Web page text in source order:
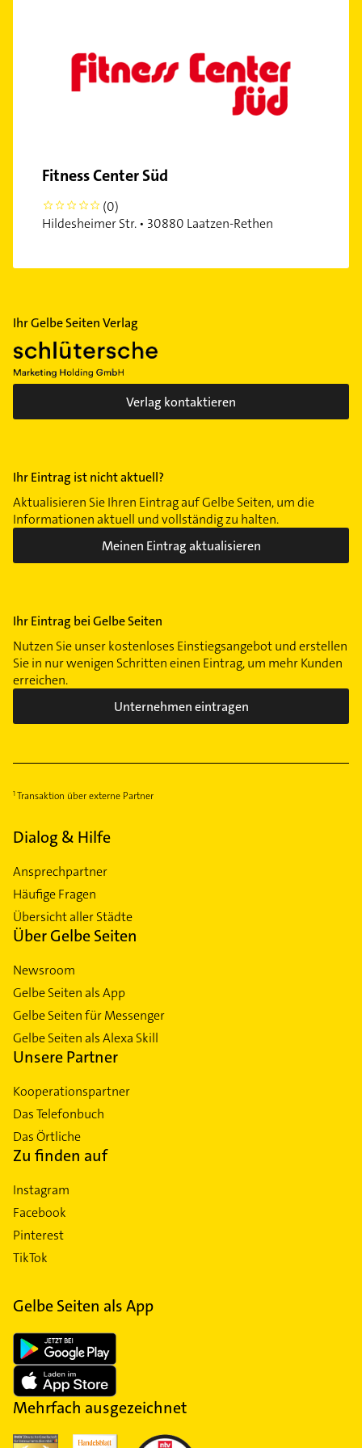
Fitness Center Süd
0
(0)
Hildesheimer Str. • 30880 Laatzen-Rethen
Ihr Gelbe Seiten Verlag
Verlag kontaktieren
Ihr Eintrag ist nicht aktuell?
Aktualisieren Sie Ihren Eintrag auf Gelbe Seiten, um die
Informationen aktuell und vollständig zu halten.
Meinen Eintrag aktualisieren
Ihr Eintrag bei Gelbe Seiten
Nutzen Sie unser kostenloses Einstiegsangebot und erstellen
Sie in nur wenigen Schritten einen Eintrag, um mehr Kunden
erreichen.
Unternehmen eintragen
Transaktion über externe Partner
Dialog & Hilfe
Ansprechpartner
Häufige Fragen
Übersicht aller Städte
Über Gelbe Seiten
Newsroom
Gelbe Seiten als App
Gelbe Seiten für Messenger
Gelbe Seiten als Alexa Skill
Unsere Partner
Kooperationspartner
Das Telefonbuch
Das Örtliche
Zu finden auf
Instagram
Facebook
Pinterest
TikTok
Gelbe Seiten als App
Mehrfach ausgezeichnet